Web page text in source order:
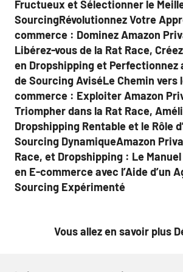
Fructueux et Sélectionner le
SourcingRévolutionnez Votre
commerce : Dominez Amazon
Libérez-vous de la Rat Race,
en Dropshipping et Perfectionnez
de Sourcing AviséLe Chemin vers
commerce : Exploiter Amazon
Triompher dans la Rat Race,
Dropshipping Rentable et le Rôle
Sourcing DynamiqueAmazon
Race, et Dropshipping : Le
en E-commerce avec l’Aide d’un
Sourcing Expérimenté
Vous allez en savoir plus